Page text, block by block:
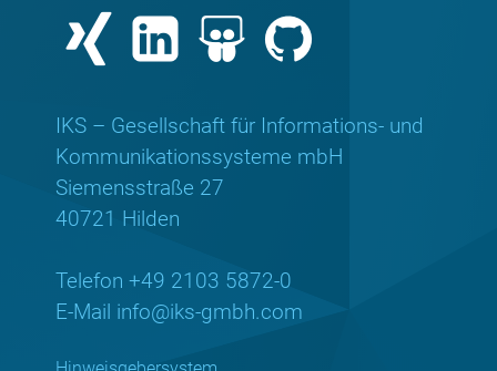
IKS – Gesellschaft für Informations- und
Kommunikationssysteme mbH
Siemensstraße 27
40721 Hilden
Telefon +49 2103 5872-0
E-Mail info@iks-gmbh.com